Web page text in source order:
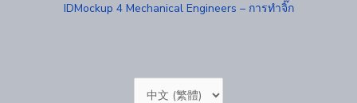
IDMockup 4 Mechanical Engineers – การทำจิ๊ก
Choose